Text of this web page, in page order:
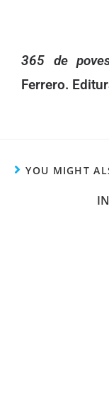
365 de
Ferrero.
YOU MIGHT